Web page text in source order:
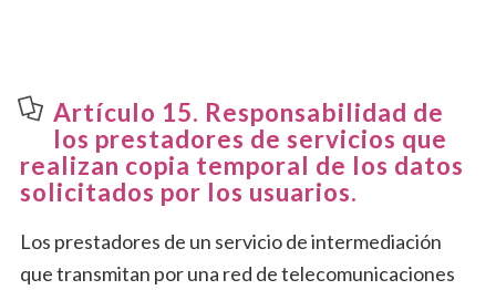
Artículo 15. Responsabilidad de
los prestadores de servicios que
realizan copia temporal de los datos
solicitados por los usuarios.
Los prestadores de un servicio de intermediación
que transmitan por una red de telecomunicaciones